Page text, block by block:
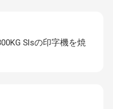
Slsの印字機を焼